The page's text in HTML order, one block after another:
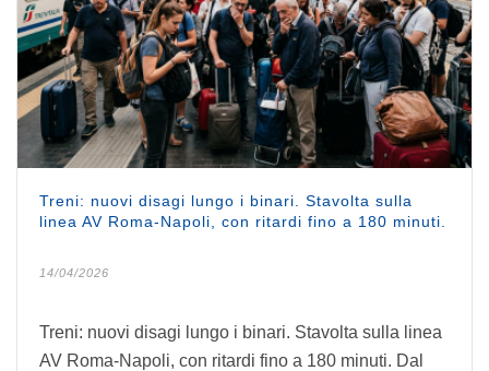
Treni: nuovi disagi lungo i binari. Stavolta sulla
linea AV Roma-Napoli, con ritardi fino a 180 minuti.
14/04/2026
Treni: nuovi disagi lungo i binari. Stavolta sulla linea
AV Roma-Napoli, con ritardi fino a 180 minuti. Dal